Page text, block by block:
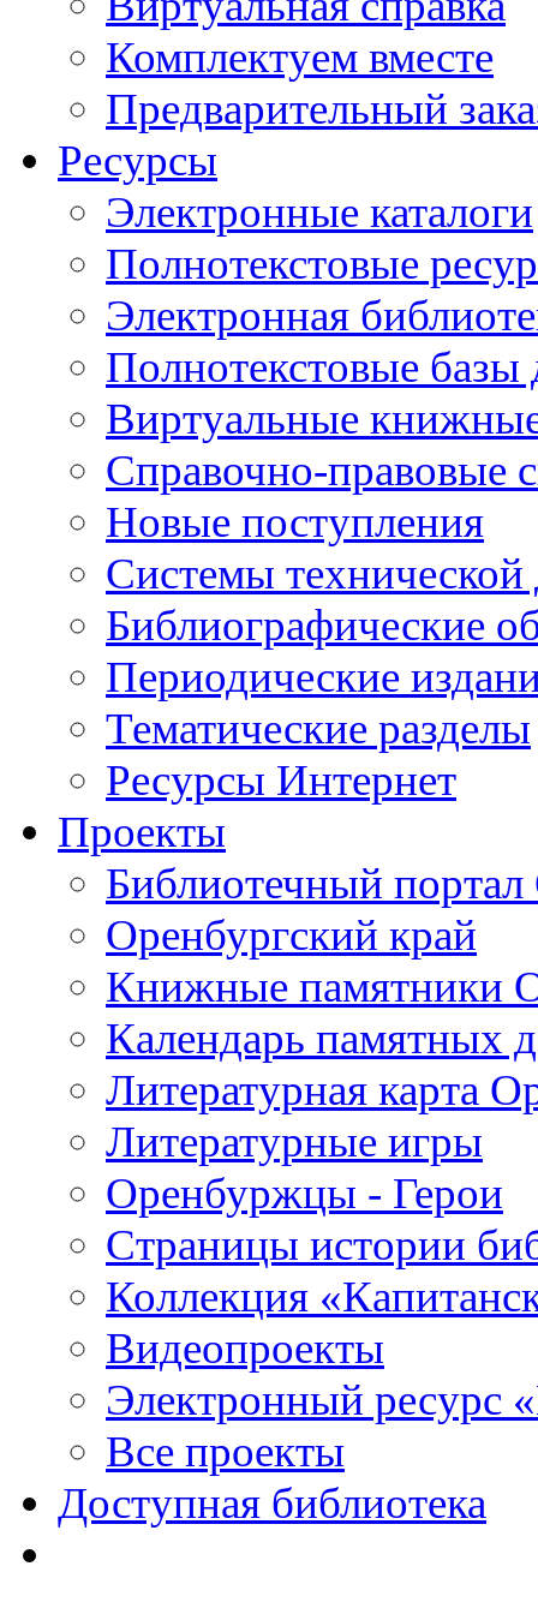
Комплектуем вместе
Предварительный
Ресурсы
Электронные каталоги
Полнотекстовые
Электронная
Полнотекстовые
Виртуальные
Справочно-правовые
Новые поступления
Cистемы
Библиографические
Периодические
Тематические разделы
Ресурсы Интернет
Проекты
Библиотечный портал
Оренбургский край
Книжные памятники
Календарь памятных
Литературная карта
Литературные игры
Оренбуржцы - Герои
Страницы истории
Коллекция
Видеопроекты
Электронный ресурс
Все проекты
Доступная библиотека